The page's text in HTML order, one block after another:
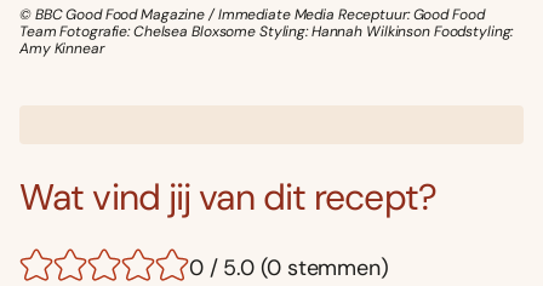
© BBC Good Food Magazine / Immediate Media Receptuur: Good Food
Team Fotografie: Chelsea Bloxsome Styling: Hannah Wilkinson Foodstyling:
Amy Kinnear
Wat vind jij van dit recept?
0 / 5.0 (0 stemmen)